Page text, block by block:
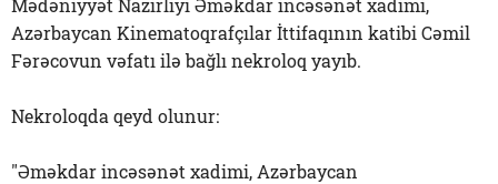
Mədəniyyət Nazirliyi Əməkdar incəsənət xadimi,
Azərbaycan Kinematoqrafçılar İttifaqının katibi Cəmil
Fərəcovun vəfatı ilə bağlı nekroloq yayıb.
Nekroloqda qeyd olunur:
"Əməkdar incəsənət xadimi, Azərbaycan